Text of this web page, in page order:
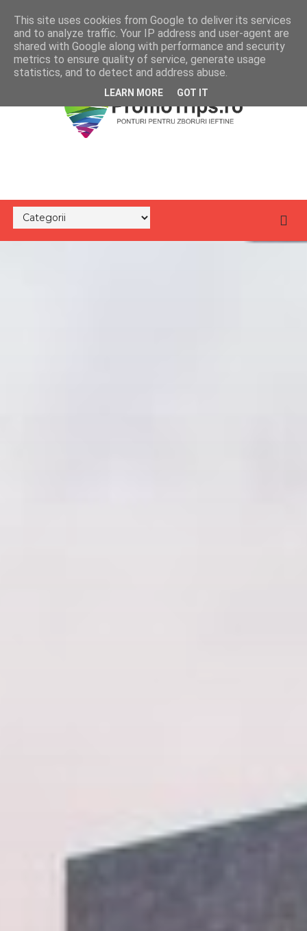
This site uses cookies from Google to deliver its services
and to analyze traffic. Your IP address and user-agent are
shared with Google along with performance and security
metrics to ensure quality of service, generate usage
statistics, and to detect and address abuse.
LEARN MORE GOT IT